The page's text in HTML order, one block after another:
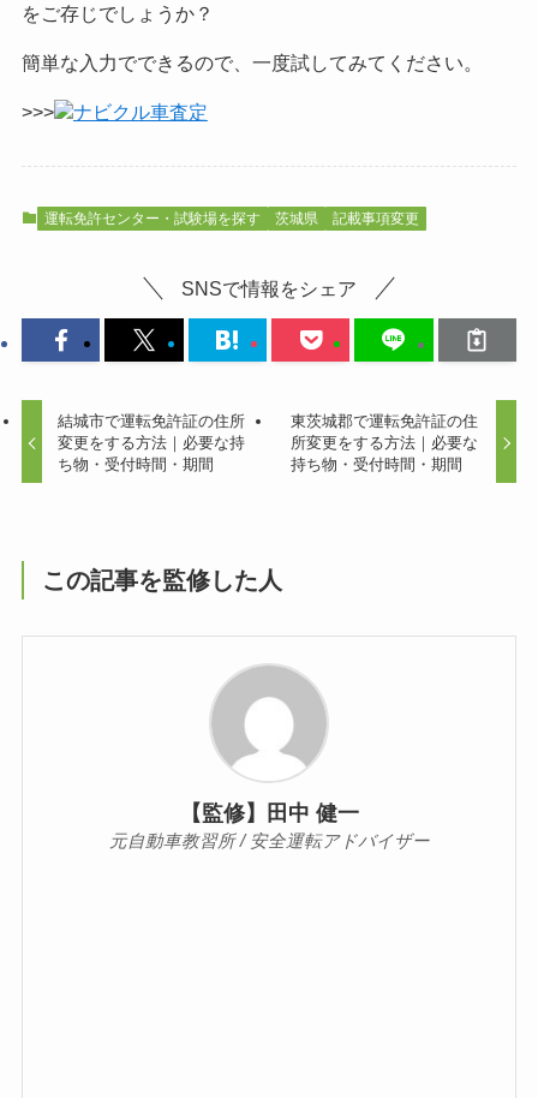
をご存じでしょうか？
簡単な入力でできるので、一度試してみてください。
>>> ナビクル車査定
運転免許センター・試験場を探す 茨城県 記載事項変更
SNSで情報をシェア
結城市で運転免許証の住所
変更をする方法｜必要な持
ち物・受付時間・期間
東茨城郡で運転免許証の住
所変更をする方法｜必要な
持ち物・受付時間・期間
この記事を監修した人
【監修】田中 健一
元自動車教習所 / 安全運転アドバイザー